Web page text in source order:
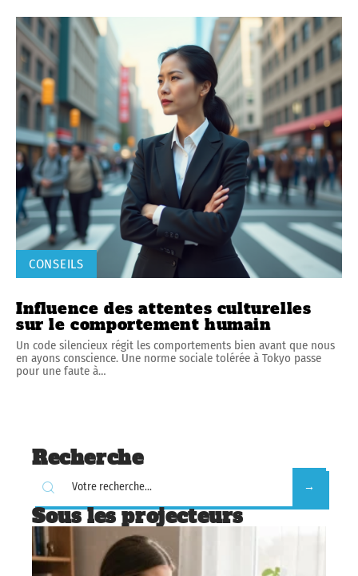
CONSEILS
Influence des attentes culturelles
sur le comportement humain
Un code silencieux régit les comportements bien avant que nous
en ayons conscience. Une norme sociale tolérée à Tokyo passe
pour une faute à…
Recherche
Sous les projecteurs